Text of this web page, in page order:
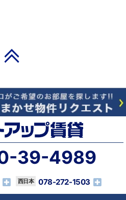
39-4989
078-272-1503